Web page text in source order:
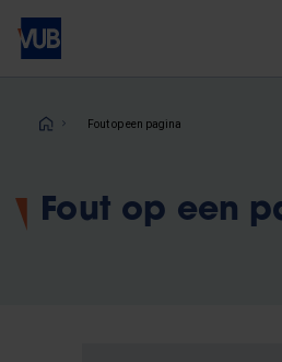
Overslaan
naar
inhoudKruimelpad
Fout op een pagina
Fout op een